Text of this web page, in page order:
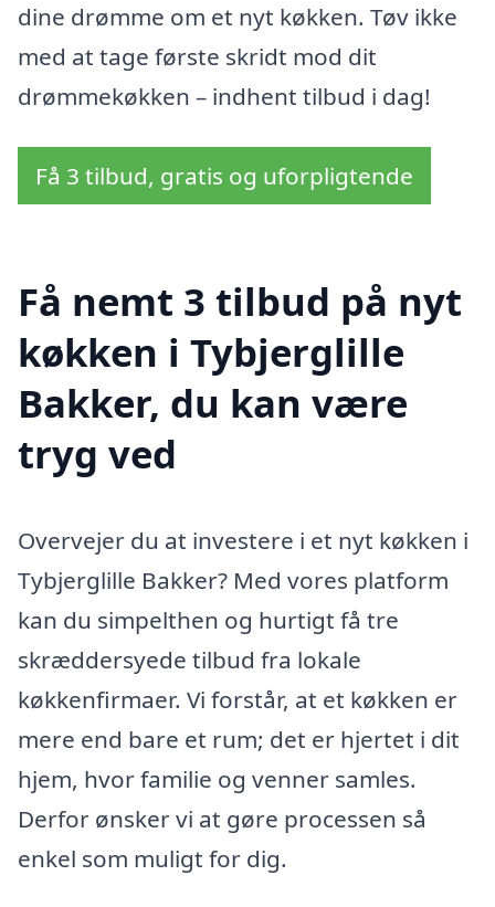
dine drømme om et nyt køkken. Tøv ikke
med at tage første skridt mod dit
drømmekøkken – indhent tilbud i dag!
Få 3 tilbud, gratis og uforpligtende
Få nemt 3 tilbud på nyt
køkken i Tybjerglille
Bakker, du kan være
tryg ved
Overvejer du at investere i et nyt køkken i
Tybjerglille Bakker? Med vores platform
kan du simpelthen og hurtigt få tre
skræddersyede tilbud fra lokale
køkkenfirmaer. Vi forstår, at et køkken er
mere end bare et rum; det er hjertet i dit
hjem, hvor familie og venner samles.
Derfor ønsker vi at gøre processen så
enkel som muligt for dig.